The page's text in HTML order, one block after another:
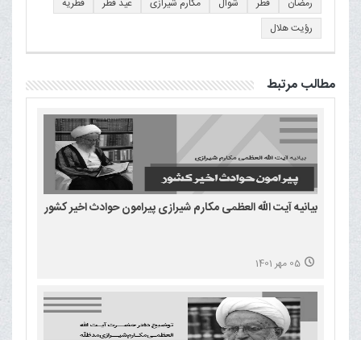
رؤیت هلال
مطالب مرتبط
بیانیه آیت الله العظمی مکارم شیرازی پیرامون حوادث اخیر کشور
05 مهر 1401